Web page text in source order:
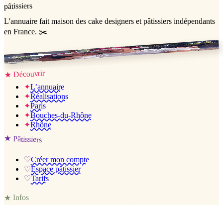
pâtissiers
L'annuaire fait maison des cake designers et pâtissiers indépendants
en France. ✂️
Jessica & Jérémy ♡
★ Découvrir
✦L’annuaire
✦Réalisations
✦Paris
✦Bouches-du-Rhône
✦Rhône
★ Pâtissiers
♡Créer mon compte
♡Espace pâtissier
♡Tarifs
★Infos